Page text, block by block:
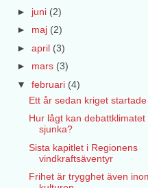
► juni (2)
► maj (2)
► april (3)
► mars (3)
▼ februari (4)
Ett år sedan kriget startade
Hur lågt kan debattklimatet
sjunka?
Sista kapitlet i Regionens
vindkraftsäventyr
Frihet är trygghet även